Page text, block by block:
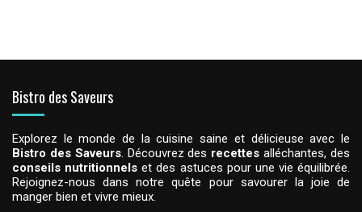
Bistro des Saveurs
Explorez le monde de la cuisine saine et délicieuse avec le
Bistro des Saveurs. Découvrez des recettes alléchantes, des
conseils nutritionnels et des astuces pour une vie équilibrée.
Rejoignez-nous dans notre quête pour savourer la joie de
manger bien et vivre mieux.